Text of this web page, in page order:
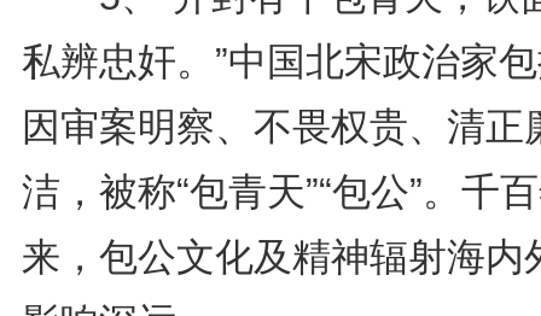
私辨忠奸。”中国北宋政治家
因审案明察、不畏权贵、清正
洁，被称“包青天”“包公”。千
来，包公文化及精神辐射海内